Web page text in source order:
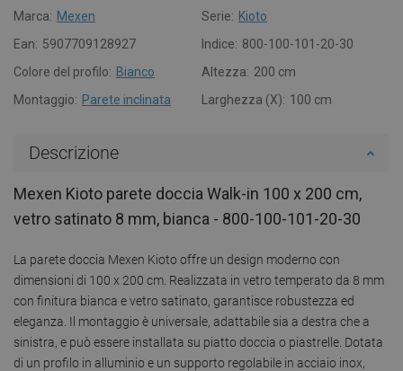
Marca: Mexen Serie: Kioto
Ean: 5907709128927 Indice: 800-100-101-20-30
Colore del profilo: Bianco Altezza: 200 cm
Montaggio: Parete inclinata Larghezza (X): 100 cm
Descrizione
Mexen Kioto parete doccia Walk-in 100 x 200 cm,
vetro satinato 8 mm, bianca - 800-100-101-20-30
La parete doccia Mexen Kioto offre un design moderno con
dimensioni di 100 x 200 cm. Realizzata in vetro temperato da 8 mm
con finitura bianca e vetro satinato, garantisce robustezza ed
eleganza. Il montaggio è universale, adattabile sia a destra che a
sinistra, e può essere installata su piatto doccia o piastrelle. Dotata
di un profilo in alluminio e un supporto regolabile in acciaio inox,